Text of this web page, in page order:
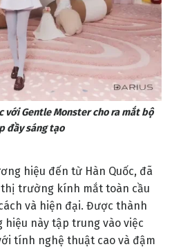
với Gentle Monster cho ra mắt bộ
đầy sáng tạo
hiệu đến từ Hàn Quốc, đã
trường kính mắt toàn cầu
và hiện đại. Được thành
hiệu này tập trung vào việc
tính nghệ thuật cao và đậm